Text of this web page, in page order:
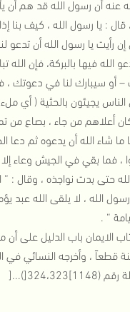
عنه أن رسول الله قد هم أن
: يا رسول الله ، كيف بنا إذا
رأيت يا رسول الله أن تدعو
الله فيها بالبركة، فإن الله
أو سيبارك لنا في دعوتك ،
يجيئون بالحثية ( أي
أعلاهم من جاء ، بصاع من
ما شاء الله أن يدعوه ثم دعا
، فما بقي في الجيش وعاء
حتى بدت نواجذه ، وقال : “
الله ، لا يلقى الله عبد
“ .
الايمان باب الدليل على
قطعاً ، وأخرجه النسائي